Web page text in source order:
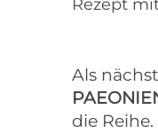
Rezept
Als
die Reihe.